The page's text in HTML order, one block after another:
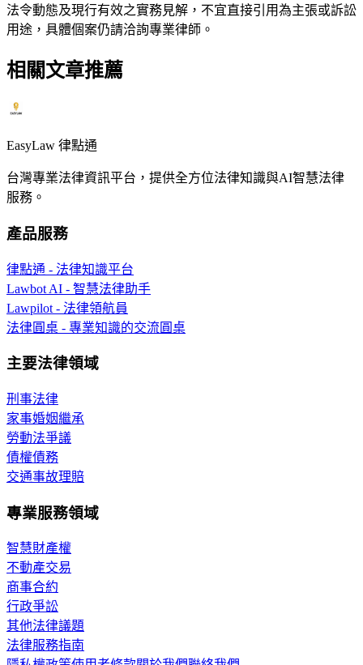
法令動態及現行有效之實務見解，不宜直接引用為主張或訴訟
用途，具體個案仍請洽詢專業律師。
相關文章推薦
EasyLaw 律點通
台灣專業法律資訊平台，提供全方位法律知識與AI智慧法律
服務。
產品服務
律點通 - 法律知識平台
Lawbot AI - 智慧法律助手
Lawpilot - 法律領航員
法律圓桌 - 專業知識的交流圓桌
主要法律領域
刑事法律
家事婚姻繼承
勞動法爭議
債權債務
交通事故理賠
專業服務領域
智慧財產權
不動產交易
商事合約
行政爭訟
其他法律議題
法律服務指南